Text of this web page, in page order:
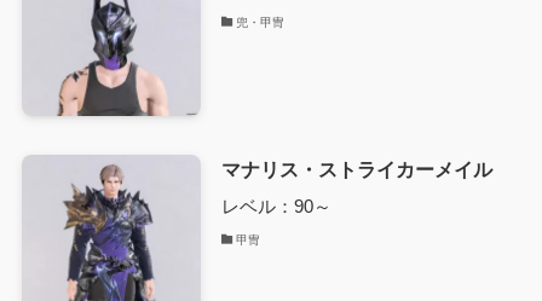
兜・甲冑
マナリス・ストライカーメイル
レベル：90～
甲冑